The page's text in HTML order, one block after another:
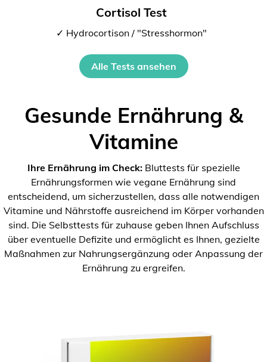
Cortisol Test
✓ Hydrocortison / "Stresshormon"
Alle Tests ansehen
Gesunde Ernährung &
Vitamine
Ihre Ernährung im Check:Bluttests für spezielle
Ernährungsformen wie vegane Ernährung sind
entscheidend, um sicherzustellen, dass alle notwendigen
Vitamine und Nährstoffe ausreichend im Körper vorhanden
sind. Die Selbsttests für zuhause geben Ihnen Aufschluss
über eventuelle Defizite und ermöglicht es Ihnen, gezielte
Maßnahmen zur Nahrungsergänzung oder Anpassung der
Ernährung zu ergreifen.